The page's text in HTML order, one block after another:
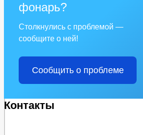
фонарь?
Столкнулись с проблемой —
сообщите о ней!
Сообщить о проблеме
Контакты